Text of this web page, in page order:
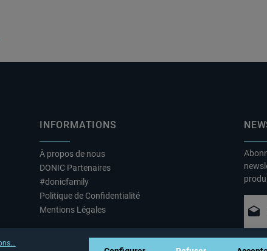
INFORMATIONS
À propos de nous
DONIC Partenaires
#donicfamily
Politique de Confidentialité
Mentions Légales
Fields